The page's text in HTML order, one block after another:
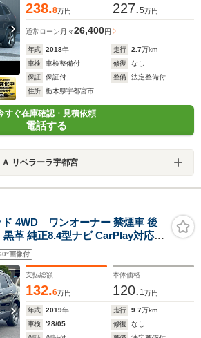
238.8万円 227.5万円
通常ローン 月々26,400円
年式 2018年 走行 2.7万km
車検
車検整備付 修復
なし
保証
保証付 整備
法定整備付
住所
栃木県宇都宮市
すぐ在庫確認・見積依頼
電話する
Ａ リベラーラ宇都宮
4WD ワンオーナー 禁煙車 後
革 純正8.4型ナビ CarPlay対応
コ ETC 衝突軽減ブレーキ 車線
ンチAW スマートキー LEDヘッ
ア
画像付
支払総額
132.6万円
本体価格
120. 1万円
年式 2019年 走行 9.7万km
車検
'28/05 修復
なし